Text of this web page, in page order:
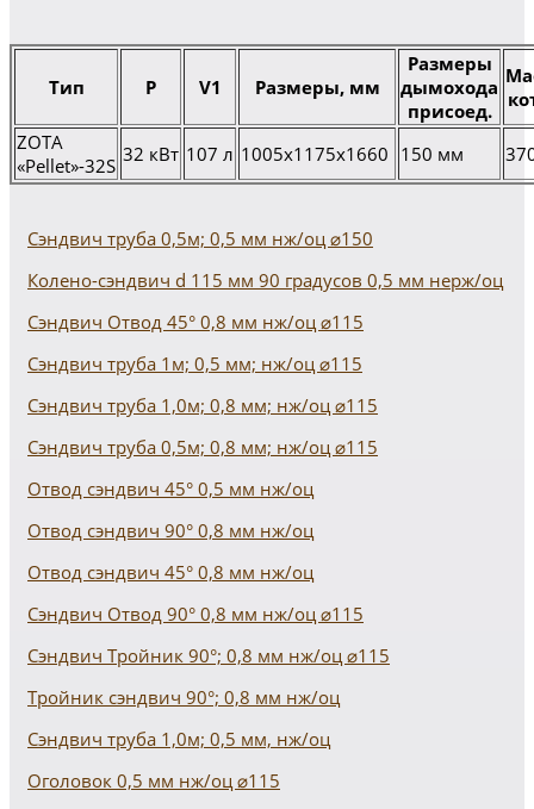
Тип P V1 Размеры, мм
Размеры
дымохода
присоед.
ZOTA
«Pellet»-32S 32 кВт 107 л 1005х1175х1660 150 мм
Сэндвич труба 0,5м; 0,5 мм нж/оц ⌀150
Колено-сэндвич d 115 мм 90 градусов 0,5 мм нерж/оц
Сэндвич Отвод 45° 0,8 мм нж/оц ⌀115
Сэндвич труба 1м; 0,5 мм; нж/оц ⌀115
Сэндвич труба 1,0м; 0,8 мм; нж/оц ⌀115
Сэндвич труба 0,5м; 0,8 мм; нж/оц ⌀115
Отвод сэндвич 45° 0,5 мм нж/оц
Отвод сэндвич 90° 0,8 мм нж/оц
Отвод сэндвич 45° 0,8 мм нж/оц
Сэндвич Отвод 90° 0,8 мм нж/оц ⌀115
Сэндвич Тройник 90°; 0,8 мм нж/оц ⌀115
Тройник сэндвич 90°; 0,8 мм нж/оц
Сэндвич труба 1,0м; 0,5 мм, нж/оц
Оголовок 0,5 мм нж/оц ⌀115